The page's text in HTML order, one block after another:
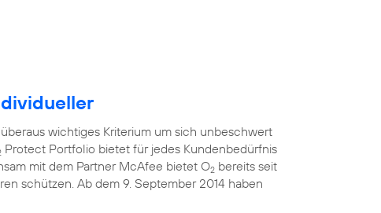
wichtiges Kriterium um sich unbeschwert
Protect Portfolio bietet für jedes Kundenbedürfnis
mit dem Partner McAfee bietet O2 bereits seit
schützen. Ab dem 9. September 2014 haben